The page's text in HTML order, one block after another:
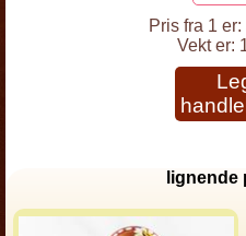
Pris fra 1 er:
Vekt er:
lignende